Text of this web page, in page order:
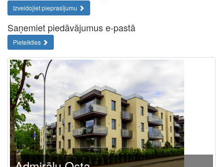
Izveidojiet pieprasījumu
Saņemiet piedāvājumus e-pastā
Pieteikties